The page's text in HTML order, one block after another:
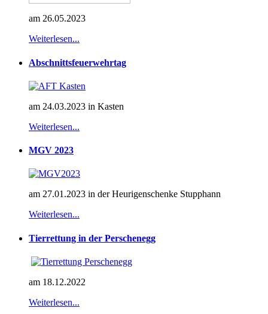
am 26.05.2023
Weiterlesen...
Abschnittsfeuerwehrtag
am 24.03.2023 in Kasten
Weiterlesen...
MGV 2023
am 27.01.2023 in der Heurigenschenke Stupphann
Weiterlesen...
Tierrettung in der Perschenegg
am 18.12.2022
Weiterlesen...